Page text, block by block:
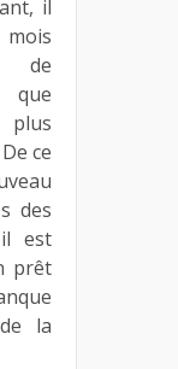
il
de
que
plus
ce
des
est
prêt
la